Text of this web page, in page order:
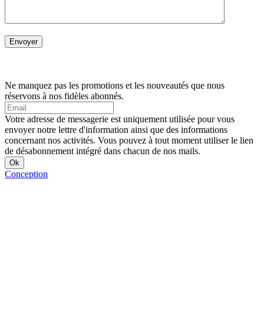
Ne manquez pas les promotions et les nouveautés que nous
réservons à nos fidèles abonnés.
Votre adresse de messagerie est uniquement utilisée pour vous
envoyer notre lettre d'information ainsi que des informations
concernant nos activités. Vous pouvez à tout moment utiliser le lien
de désabonnement intégré dans chacun de nos mails.
Conception